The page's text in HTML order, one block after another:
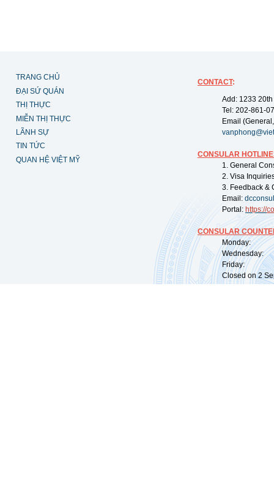
TRANG CHỦ
ĐẠI SỨ QUÁN
THỊ THỰC
MIỄN THỊ THỰC
LÃNH SỰ
TIN TỨC
QUAN HỆ VIỆT MỸ
CONTACT:
Add: 1233
Tel: 202-861-
Email
CONSULAR
1. General
2. Visa
3. Feedback &
Email:
Portal: https://
CONSULAR
Monday:
Wednesday:
Friday:
Closed on 2